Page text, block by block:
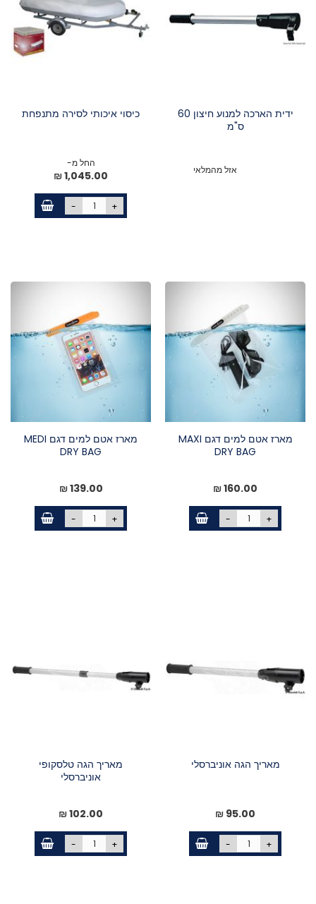
ידית הארכה למנוע חיצון 60
ס"מ
אזל מהמלאי
כיסוי איכותי לסירה מתנפחת
החל מ-
1,045.00 ₪
- +
מארז אטם למים דגם MAXI
DRY BAG
160.00 ₪
- +
מארז אטם למים דגם MEDI
DRY BAG
139.00 ₪
- +
מאריך הגה אוניברסלי
95.00 ₪
- +
מאריך הגה טלסקופי
אוניברסלי
102.00 ₪
- +